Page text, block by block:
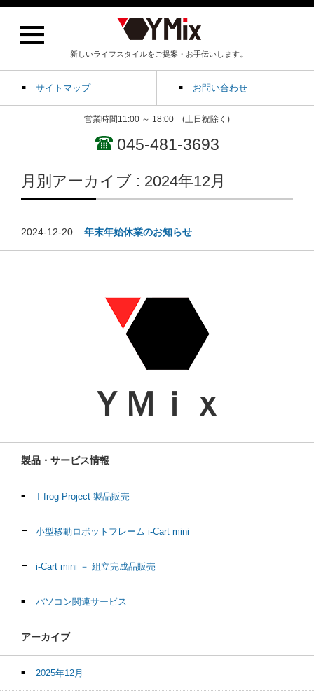
新しいライフスタイルをご提案・お手伝いします。
サイトマップ お問い合わせ
営業時間11:00 ～ 18:00 (土日祝除く)
045-481-3693
月別アーカイブ : 2024年12月
2024-12-20 年末年始休業のお知らせ
ＹＭｉｘ
製品・サービス情報
T-frog Project 製品販売
小型移動ロボットフレーム i-Cart mini
i-Cart mini － 組立完成品販売
パソコン関連サービス
アーカイブ
2025年12月